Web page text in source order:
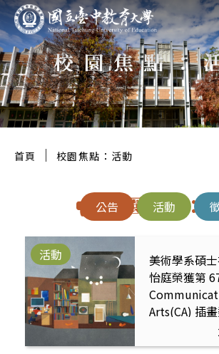
跳
至
主
要
區
:::
校園焦點：
首頁 ｜ 校園焦點：活動
校園焦點：
公告 活動
美術學系碩
怡庭榮獲第
Arts(CA) 插
活動